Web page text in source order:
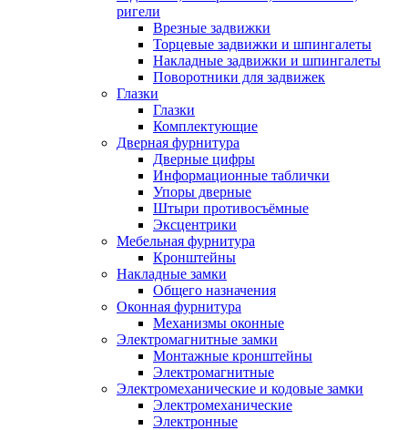
ригели
Врезные задвижки
Торцевые задвижки и шпингалеты
Накладные задвижки и шпингалеты
Поворотники для задвижек
Глазки
Глазки
Комплектующие
Дверная фурнитура
Дверные цифры
Информационные таблички
Упоры дверные
Штыри противосъёмные
Эксцентрики
Мебельная фурнитура
Кронштейны
Накладные замки
Общего назначения
Оконная фурнитура
Механизмы оконные
Электромагнитные замки
Монтажные кронштейны
Электромагнитные
Электромеханические и кодовые замки
Электромеханические
Электронные